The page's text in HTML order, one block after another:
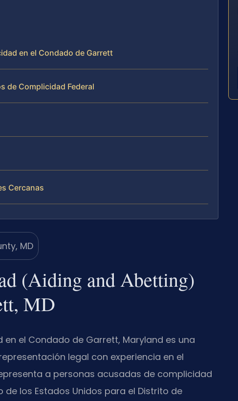
en el Condado de Garrett
de Complicidad Federal
Cercanas
(Aiding and Abetting)
MD
el Condado de Garrett, Maryland es una
legal con experiencia en el
a personas acusadas de complicidad
de los Estados Unidos para el Distrito de